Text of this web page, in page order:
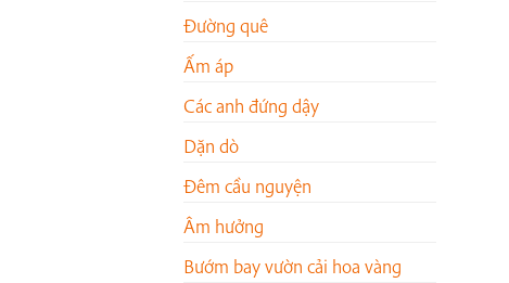
Đường quê
Ấm áp
Các anh đứng dậy
Dặn dò
Đêm cầu nguyện
Âm hưởng
Bướm bay vườn cải hoa vàng